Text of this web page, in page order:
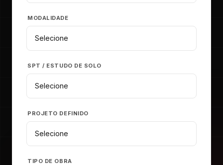
MODALIDADE
SPT / ESTUDO DE SOLO
PROJETO DEFINIDO
TIPO DE OBRA